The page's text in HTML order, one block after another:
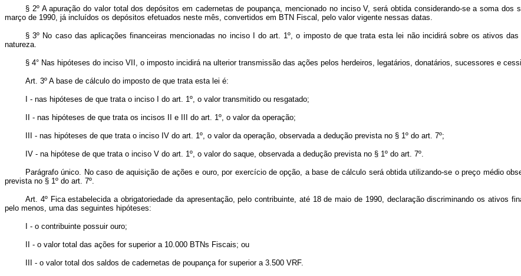
§ 2º A apuração do valor total dos depósitos em cadernetas de poupança, mencionado no inciso V, será obtida considerando-se a soma
março de 1990, já incluídos os depósitos efetuados neste mês, convertidos em BTN Fiscal, pelo valor vigente nessas datas.
§ 3º No caso das aplicações financeiras mencionadas no inciso I do art. 1º, o imposto de que trata esta lei não incidirá sobre os ativos
natureza.
§ 4° Nas hipóteses do inciso VII, o imposto incidirá na ulterior transmissão das ações pelos herdeiros, legatários, donatários, sucessores e
Art. 3º A base de cálculo do imposto de que trata esta lei é:
I - nas hipóteses de que trata o inciso I do art. 1º, o valor transmitido ou resgatado;
II - nas hipóteses de que trata os incisos II e III do art. 1º, o valor da operação;
III - nas hipóteses de que trata o inciso IV do art. 1º, o valor da operação, observada a dedução prevista no § 1º do art. 7º;
IV - na hipótese de que trata o inciso V do art. 1º, o valor do saque, observada a dedução prevista no § 1º do art. 7º.
Parágrafo único. No caso de aquisição de ações e ouro, por exercício de opção, a base de cálculo será obtida utilizando-se o preço médio
prevista no § 1º do art. 7º.
Art. 4º Fica estabelecida a obrigatoriedade da apresentação, pelo contribuinte, até 18 de maio de 1990, declaração discriminando os ativos
pelo menos, uma das seguintes hipóteses:
I - o contribuinte possuir ouro;
II - o valor total das ações for superior a 10.000 BTNs Fiscais; ou
III - o valor total dos saldos de cadernetas de poupança for superior a 3.500 VRF.